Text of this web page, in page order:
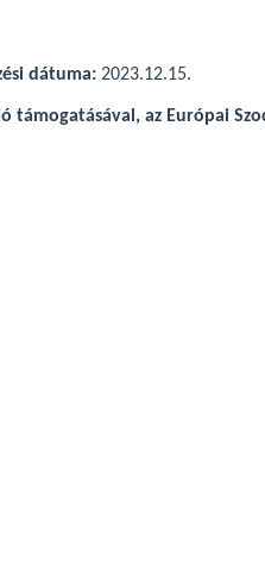
dátuma: 2023.12.15.
támogatásával, az Európai